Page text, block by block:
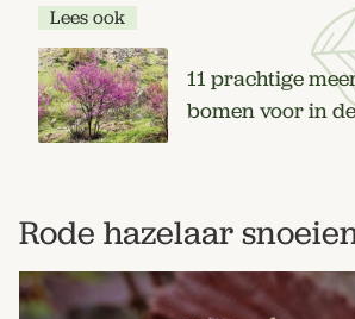
Lees ook
11 prachtige
bomen voor in
Rode hazelaar